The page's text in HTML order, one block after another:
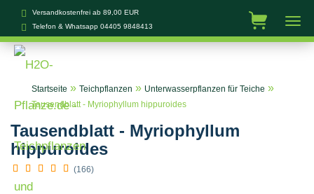
Versandkostenfrei ab 89,00 EUR
Telefon & Whatsapp 04405 9848413
Startseite » Teichpflanzen » Unterwasserpflanzen für Teiche »
Tausendblatt - Myriophyllum hippuroides
Tausendblatt - Myriophyllum
hippuroides
(166)